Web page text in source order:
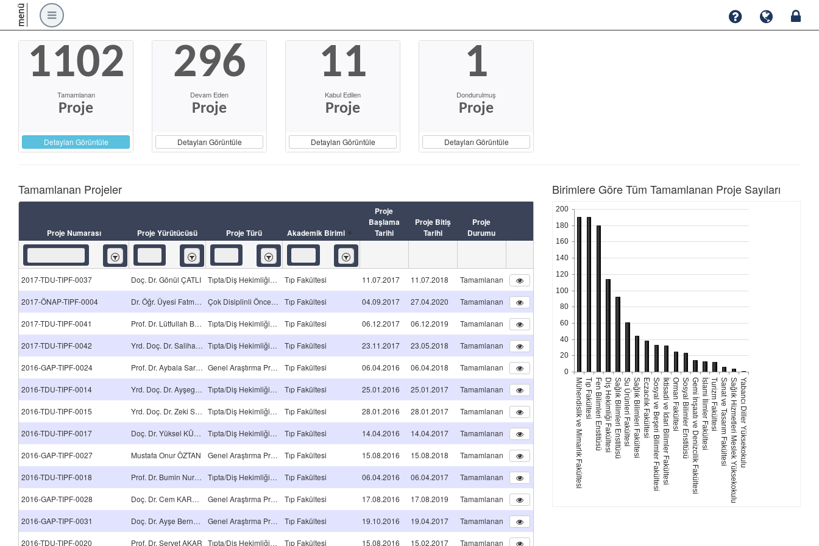
menü
1102
Tamamlanan
Proje
Detayları Görüntüle
296
Devam Eden
Proje
Detayları Görüntüle
11
Kabul Edilen
Proje
Detayları Görüntüle
1
Dondurulmuş
Proje
Detayları Görüntüle
Tamamlanan Projeler
Proje Numarası Proje Yürütücüsü Proje Türü Akademik Birimi
Proje
Başlama
Tarihi
Proje Bitiş
Tarihi
Proje
Durumu
İçeren İçeren İçeren İçeren
2017-TDU-TIPF-0037 Doç. Dr. Gönül ÇATLI Tıpta/Diş Hekimliğinde Uzmanlık Tez Projesi Tıp Fakültesi 11.07.2017 11.07.2018 Tamamlanan
2017-ÖNAP-TIPF-0004 Dr. Öğr. Üyesi Fatma Şimşek Çok Disiplinli Öncelikli Alan Araştırma Projesi Tıp Fakültesi 04.09.2017 27.04.2020 Tamamlanan
2017-TDU-TIPF-0041 Prof. Dr. Lütfullah Beşiroğlu Tıpta/Diş Hekimliğinde Uzmanlık Tez Projesi Tıp Fakültesi 06.12.2017 06.12.2019 Tamamlanan
2017-TDU-TIPF-0042 Yrd. Doç. Dr. Saliha Aksun Tıpta/Diş Hekimliğinde Uzmanlık Tez Projesi Tıp Fakültesi 23.11.2017 23.05.2018 Tamamlanan
2016-GAP-TIPF-0024 Prof. Dr. Aybala Sarıçiçek Aydoğan Genel Araştırma Projesi Tıp Fakültesi 06.04.2016 06.04.2018 Tamamlanan
2016-TDU-TIPF-0014 Yrd. Doç. Dr. Ayşegül AKSOY GÖKMEN Tıpta/Diş Hekimliğinde Uzmanlık Tez Projesi Tıp Fakültesi 25.01.2016 25.01.2017 Tamamlanan
2016-TDU-TIPF-0015 Yrd. Doç. Dr. Zeki SOYPAÇACI Tıpta/Diş Hekimliğinde Uzmanlık Tez Projesi Tıp Fakültesi 28.01.2016 28.01.2017 Tamamlanan
2016-TDU-TIPF-0017 Doç. Dr. Yüksel KÜÇÜKZEYBEK Tıpta/Diş Hekimliğinde Uzmanlık Tez Projesi Tıp Fakültesi 14.04.2016 14.04.2017 Tamamlanan
2016-GAP-TIPF-0027 Mustafa Onur ÖZTAN Genel Araştırma Projesi Tıp Fakültesi 15.08.2016 15.08.2018 Tamamlanan
2016-TDU-TIPF-0018 Prof. Dr. Bumin Nuri DÜNDAR Tıpta/Diş Hekimliğinde Uzmanlık Tez Projesi Tıp Fakültesi 06.04.2016 06.04.2017 Tamamlanan
2016-GAP-TIPF-0028 Doç. Dr. Cem KARADENİZ Genel Araştırma Projesi Tıp Fakültesi 17.08.2016 17.08.2019 Tamamlanan
2016-GAP-TIPF-0031 Doç. Dr. Ayşe Berna ANIL Genel Araştırma Projesi Tıp Fakültesi 19.10.2016 19.04.2017 Tamamlanan
2016-TDU-TIPF-0020 Prof. Dr. Servet AKAR Tıpta/Diş Hekimliğinde Uzmanlık Tez Projesi Tıp Fakültesi 15.08.2016 15.02.2017 Tamamlanan
Birimlere Göre Tüm Tamamlanan Proje Sayıları
Mühendislik ve Mimarlık FakültesiTıp FakültesiFen Bilimleri EnstitüsüDiş Hekimliği FakültesiSağlık Bilimleri EnstitüsüSu Ürünleri FakültesiSağlık Bilimleri FakültesiEczacılık FakültesiSosyal ve Beşeri Bilimler Fakültesiİktisadi ve İdari Bilimler FakültesiOrman FakültesiSosyal Bilimler EnstitüsüGemi İnşaatı ve Denizcilik Fakültesiİslami İlimler FakültesiTurizm FakültesiSanat ve Tasarım FakültesiSağlık Hizmetleri Meslek YüksekokuluYabancı Diller Yüksekokulu
0
20
40
60
80
100
120
140
160
180
200